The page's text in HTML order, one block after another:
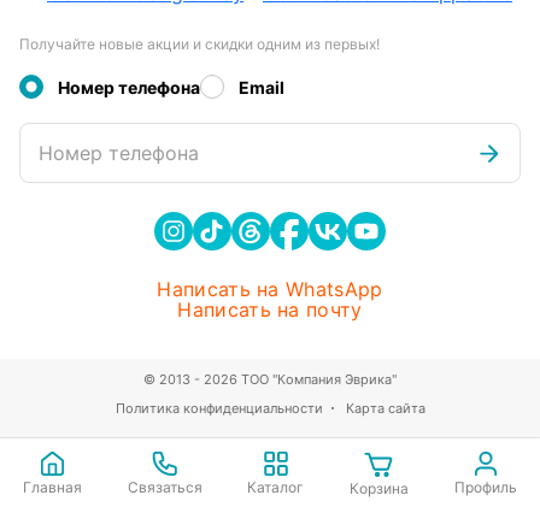
Главная Связаться Каталог Корзина Профиль
Получайте новые акции и скидки одним из первых!
Номер телефона Email
Номер телефона
Написать на WhatsApp
Написать на почту
Политика конфиденциальности Карта сайта
© 2013 - 2026 ТОО "Компания Эврика"